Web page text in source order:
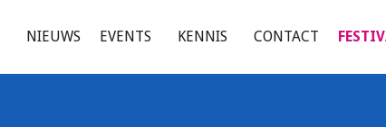
NIEUWS EVENTS KENNIS CONTACT